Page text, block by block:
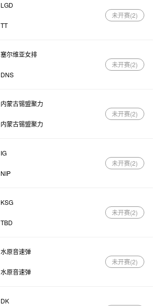
LGD
TT
未开赛(2)
塞尔维亚女排
DNS
未开赛(2)
内蒙古锡盟聚力
内蒙古锡盟聚力
未开赛(2)
IG
NIP
未开赛(2)
KSG
TBD
未开赛(2)
水原音速弹
水原音速弹
未开赛(2)
DK